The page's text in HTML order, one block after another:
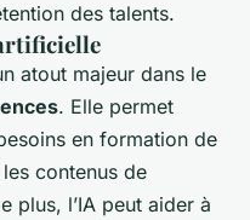
des talents.
atout majeur dans le
. Elle permet
en formation de
contenus de
plus, l’IA peut aider à